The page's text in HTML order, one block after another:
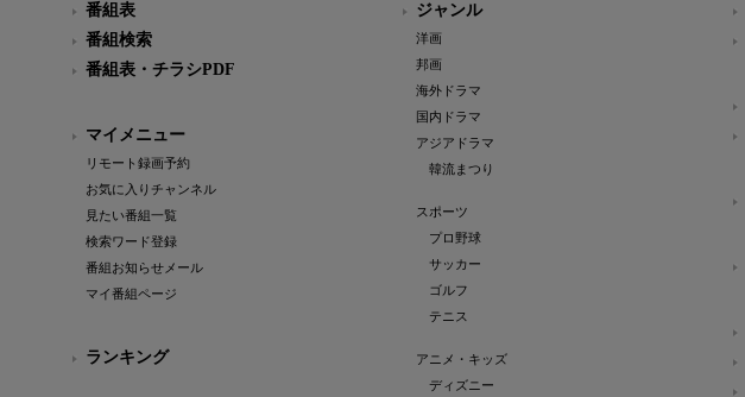
番組表
番組検索
番組表・チラシPDF
マイメニュー
リモート録画予約
お気に入りチャンネル
見たい番組一覧
検索ワード登録
番組お知らせメール
マイ番組ページ
ランキング
ジャンル
洋画
邦画
海外ドラマ
国内ドラマ
アジアドラマ
韓流まつり
スポーツ
プロ野球
サッカー
ゴルフ
テニス
アニメ・キッズ
ディズニー